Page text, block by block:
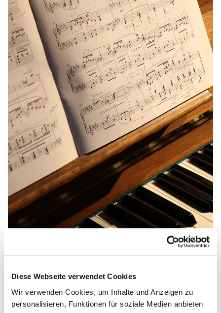
Diese Webseite verwendet Cookies
Wir verwenden Cookies, um Inhalte und Anzeigen zu
personalisieren, Funktionen für soziale Medien anbieten